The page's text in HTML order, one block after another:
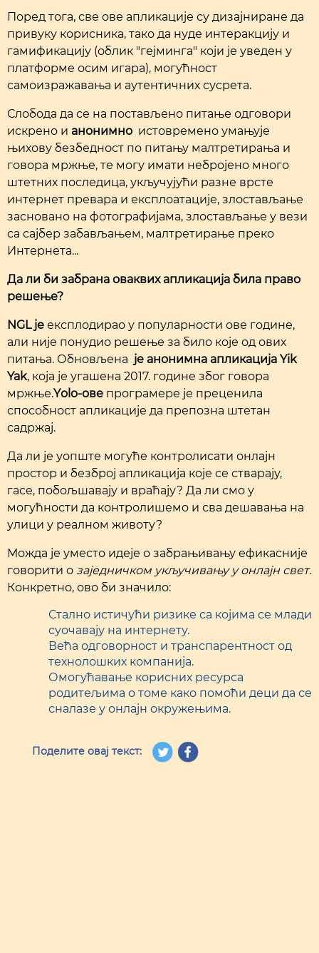
Поред тога, све ове апликације су дизајниране да
привуку корисника, тако да нуде интеракцију и
гамификацију (облик "гејминга" који је уведен у
платформе осим игара), могућност
самоизражавања и аутентичних сусрета.
Слобода да се на постављено питање одговори
искрено и анонимно истовремено умањује
њихову безбедност по питању малтретирања и
говора мржње, те могу имати небројено много
штетних последица, укључујући разне врсте
интернет превара и експлоатације, злостављање
засновано на фотографијама, злостављање у вези
са сајбер забављањем, малтретирање преко
Интернета...
Да ли би забрана оваквих апликација била право
решење?
NGL је експлодирао у популарности ове године,
али није понудио решење за било које од ових
питања. Обновљена је анонимна апликација Yik
Yak, која је угашена 2017. године због говора
мржње.Yоlo-ове програмере је преценила
способност апликације да препозна штетан
садржај.
Да ли је уопште могуће контролисати онлајн
простор и безброј апликација које се стварају,
гасе, побољшавају и враћају? Да ли смо у
могућности да контролишемо и сва дешавања на
улици у реалном животу?
Можда је уместо идеје о забрањивању ефикасније
говорити о заједничком укључивању у онлајн свет.
Конкретно, ово би значило:
Стално истичући ризике са којима се млади
суочавају на интернету.
Већа одговорност и транспарентност од
технолошких компанија.
Омогућавање корисних ресурса
родитељима о томе како помоћи деци да се
сналазе у онлајн окружењима.
Поделите овај текст: